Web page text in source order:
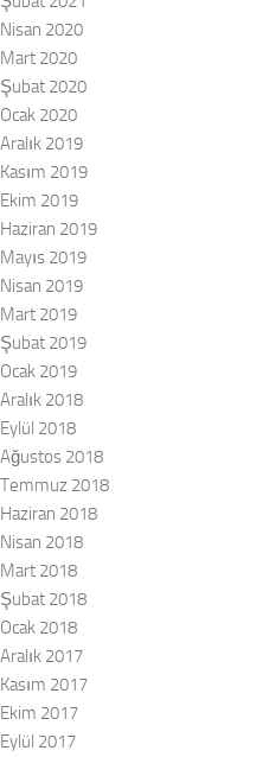
Nisan 2020
Mart 2020
Şubat 2020
Ocak 2020
Aralık 2019
Kasım 2019
Ekim 2019
Haziran 2019
Mayıs 2019
Nisan 2019
Mart 2019
Şubat 2019
Ocak 2019
Aralık 2018
Eylül 2018
Ağustos 2018
Temmuz 2018
Haziran 2018
Nisan 2018
Mart 2018
Şubat 2018
Ocak 2018
Aralık 2017
Kasım 2017
Ekim 2017
Eylül 2017